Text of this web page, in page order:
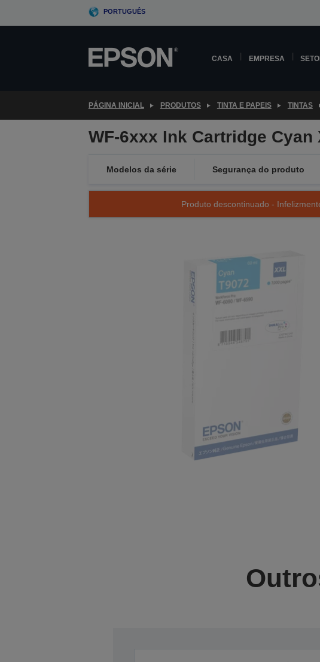
PORTUGUÊS
CASA EMPRESA
PÁGINA INICIAL PRODUTOS TINTA E PAPEIS TINTAS
WF-6xxx Ink Cartridge Cyan
Modelos da série Segurança do produto
Produto descontinuado -